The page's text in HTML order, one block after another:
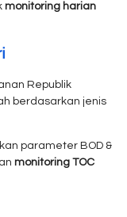
monitoring harian
Republik
berdasarkan jenis
parameter BOD &
monitoring TOC